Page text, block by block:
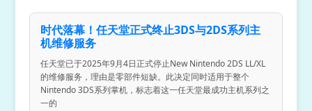
时代落幕！任天堂正式终止3DS与2DS系列主
机维修服务
任天堂已于2025年9月4日正式停止New Nintendo 2DS LL/XL
的维修服务，理由是零部件短缺。此决定同时适用于整个
Nintendo 3DS系列掌机，标志着这一任天堂最成功主机系列之
一的